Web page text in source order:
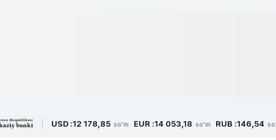
USD :12 178,85 so'm EUR :14 053,18 so'm RUB :146,54